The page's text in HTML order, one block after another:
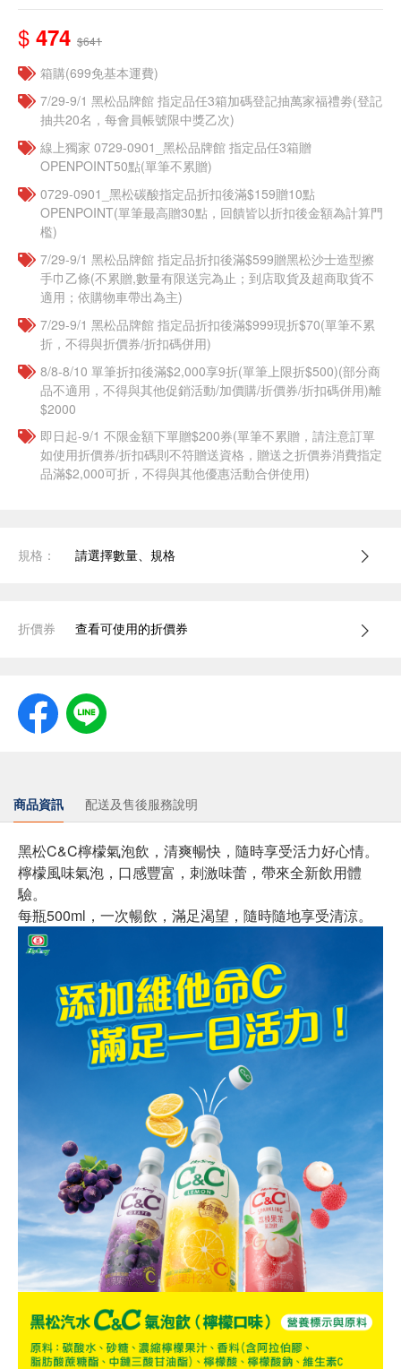
$ 474 $641
箱購(699免基本運費)
7/29-9/1 黑松品牌館 指定品任3箱加碼登記抽萬家福禮劵(登記
抽共20名，每會員帳號限中獎乙次)
線上獨家 0729-0901_黑松品牌館 指定品任3箱贈
OPENPOINT50點(單筆不累贈)
0729-0901_黑松碳酸指定品折扣後滿$159贈10點
OPENPOINT(單筆最高贈30點，回饋皆以折扣後金額為計算門
檻)
7/29-9/1 黑松品牌館 指定品折扣後滿$599贈黑松沙士造型擦
手巾乙條(不累贈,數量有限送完為止；到店取貨及超商取貨不
適用；依購物車帶出為主)
7/29-9/1 黑松品牌館 指定品折扣後滿$999現折$70(單筆不累
折，不得與折價券/折扣碼併用)
8/8-8/10 單筆折扣後滿$2,000享9折(單筆上限折$500)(部分商
品不適用，不得與其他促銷活動/加價購/折價券/折扣碼併用)離
$2000
即日起-9/1 不限金額下單贈$200券(單筆不累贈，請注意訂單
如使用折價券/折扣碼則不符贈送資格，贈送之折價券消費指定
品滿$2,000可折，不得與其他優惠活動合併使用)
規格： 請選擇數量、規格
折價券 查看可使用的折價券
商品資訊 配送及售後服務說明
黑松C&C檸檬氣泡飲，清爽暢快，隨時享受活力好心情。
檸檬風味氣泡，口感豐富，刺激味蕾，帶來全新飲用體
驗。
每瓶500ml，一次暢飲，滿足渴望，隨時隨地享受清涼。